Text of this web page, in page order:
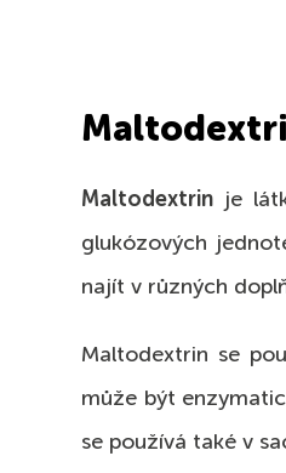
Maltodextrin je
glukózových
najít v různých
Maltodextrin se
může být
se používá také v